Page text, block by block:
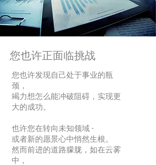
您也许正面临挑战
您也许发现自己处于事业的瓶
颈，
竭力想怎么能冲破阻碍，实现更
大的成功。
也许您在转向未知领域 -
或者新的愿景心中悄然生根。
然而前进的道路朦胧，如在云雾
中，